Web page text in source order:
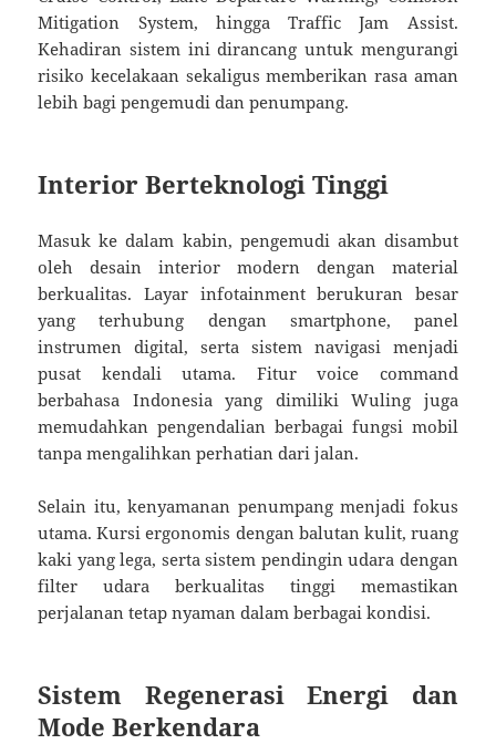
Mitigation System, hingga Traffic Jam Assist.
Kehadiran sistem ini dirancang untuk mengurangi
risiko kecelakaan sekaligus memberikan rasa aman
lebih bagi pengemudi dan penumpang.
Interior Berteknologi Tinggi
Masuk ke dalam kabin, pengemudi akan disambut
oleh desain interior modern dengan material
berkualitas. Layar infotainment berukuran besar
yang terhubung dengan smartphone, panel
instrumen digital, serta sistem navigasi menjadi
pusat kendali utama. Fitur voice command
berbahasa Indonesia yang dimiliki Wuling juga
memudahkan pengendalian berbagai fungsi mobil
tanpa mengalihkan perhatian dari jalan.
Selain itu, kenyamanan penumpang menjadi fokus
utama. Kursi ergonomis dengan balutan kulit, ruang
kaki yang lega, serta sistem pendingin udara dengan
filter udara berkualitas tinggi memastikan
perjalanan tetap nyaman dalam berbagai kondisi.
Sistem Regenerasi Energi dan
Mode Berkendara